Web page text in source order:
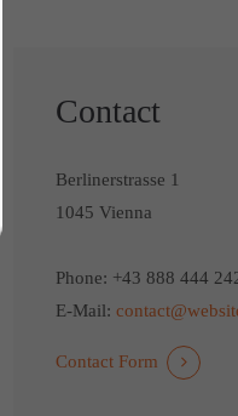
Contact
Berlinerstrasse 1
1045 Vienna
Phone: +43 888 444
E-Mail:
Contact Form